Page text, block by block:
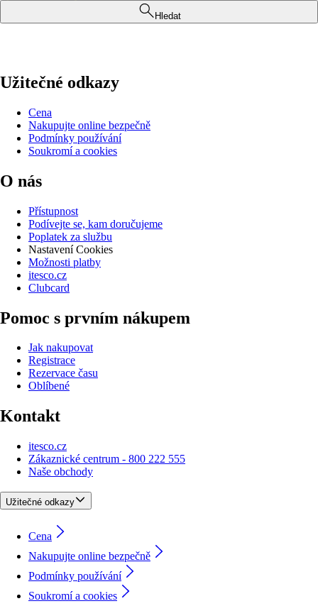
Hledat
Užitečné odkazy
Cena
Nakupujte online bezpečně
Podmínky používání
Soukromí a cookies
O nás
Přístupnost
Podívejte se, kam doručujeme
Poplatek za službu
Nastavení Cookies
Možnosti platby
itesco.cz
Clubcard
Pomoc s prvním nákupem
Jak nakupovat
Registrace
Rezervace času
Oblíbené
Kontakt
itesco.cz
Zákaznické centrum - 800 222 555
Naše obchody
Užitečné odkazy
Cena
Nakupujte online bezpečně
Podmínky používání
Soukromí a cookies